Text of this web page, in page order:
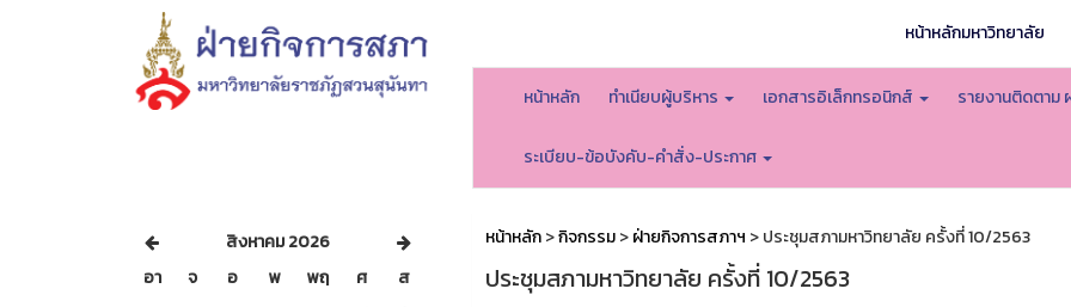
หน้าหลักมหาวิทยาลัย
หน้าหลัก ทำเนียบผู้บริหาร เอกสารอิเล็กทรอนิกส์ รายงานติดตาม
ระเบียบ-ข้อบังคับ-คำสั่ง-ประกาศ
สิงหาคม 2026
อา
จ อ พ พฤ ศ
ส
หน้าหลัก>กิจกรรม>ฝ่ายกิจการสภาฯ > ประชุมสภามหาวิทยาลัย ครั้งที่ 10/2563
ประชุมสภามหาวิทยาลัย ครั้งที่ 10/2563